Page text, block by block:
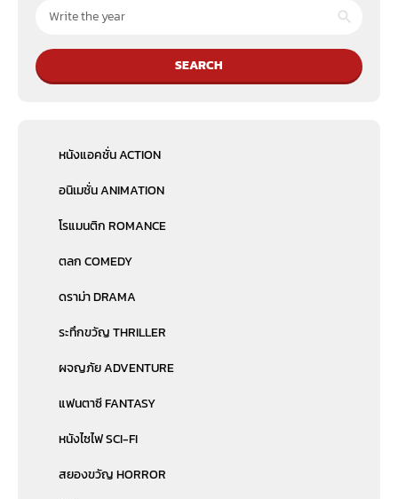
SEARCH
หนังแอคชั่น ACTION
อนิเมชั่น ANIMATION
โรแมนติก ROMANCE
ตลก COMEDY
ดราม่า DRAMA
ระทึกขวัญ THRILLER
ผจญภัย ADVENTURE
แฟนตาซี FANTASY
หนังไซไฟ SCI-FI
สยองขวัญ HORROR